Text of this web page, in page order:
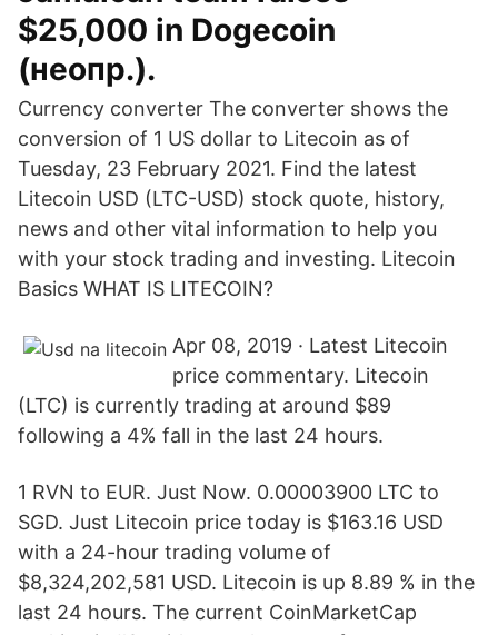
$25,000 in Dogecoin
(неопр.).
Currency converter The converter shows the
conversion of 1 US dollar to Litecoin as of
Tuesday, 23 February 2021. Find the latest
Litecoin USD (LTC-USD) stock quote, history,
news and other vital information to help you
with your stock trading and investing. Litecoin
Basics WHAT IS LITECOIN?
Apr 08, 2019 · Latest Litecoin
price commentary. Litecoin
(LTC) is currently trading at around $89
following a 4% fall in the last 24 hours.
1 RVN to EUR. Just Now. 0.00003900 LTC to
SGD. Just Litecoin price today is $163.16 USD
with a 24-hour trading volume of
$8,324,202,581 USD. Litecoin is up 8.89 % in the
last 24 hours. The current CoinMarketCap